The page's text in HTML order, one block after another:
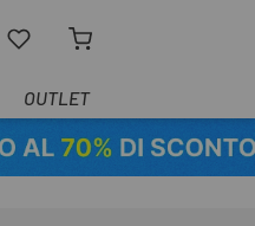
OUTLET